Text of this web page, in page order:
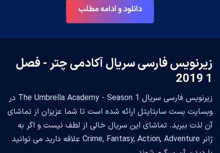
دانلود و ادامه مطلب
زیرنویس فارسی سریال آکادمی چتر - فصل
1 2019
زیرنویس فارسی سریال The Umbrella Academy - Season 1 در
وبسایت بست سابتایتل ارائه شده است تا شما عزیزان از تماشای
آن لذت ببرید. تماشای این سریال خالی از لطف نیست و اگر به
ژانر Crime, Fantasy, Action, Adventure علاقه دارید می توانید